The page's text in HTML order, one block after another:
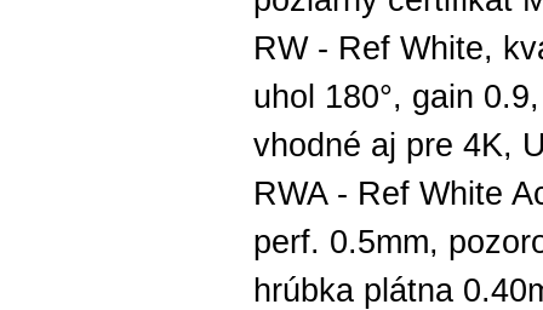
RW - Ref White,
uhol 180°, gain
vhodné aj pre 4K,
RWA - Ref White
perf. 0.5mm,
hrúbka plátna